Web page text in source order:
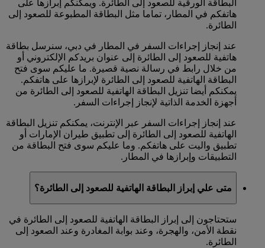
البطاقة الورقية للصعود إلى الطائرة. ويمكنكم إبرازها على
هاتفكم في المطار، تماما مثل البطاقة المطبوعة للصعود إلى
الطائرة.
عند إنجاز إجراءات السفر في المطار في دبي، سنرسل بطاقة
هاتفية للصعود إلى الطائرة إلى عنوان بريدكم الإلكتروني أو
من خلال رابط في رسالة نصية قصيرة. ما عليكم سوى فتح
البطاقة الهاتفية للصعود إلى الطائرة لإبرازها على هاتفكم.
يمكنكم أيضا تنزيل البطاقة الهاتفية للصعود إلى الطائرة من
أجهزة الخدمة الذاتية لإنجاز إجراءات السفر.
عند إنجاز إجراءات السفر عبر الإنترنت، يمكنكم تنزيل البطاقة
الهاتفية للصعود إلى الطائرة إلى تطبيق طيران الإمارات أو
تطبيق واليت على هاتفكم. وما عليكم سوى فتح البطاقة من
التطبيقات وإبرازها في المطار.
متى علي إبراز البطاقة الهاتفية للصعود إلى الطائرة؟
ستحتاجون إلى إبراز البطاقة الهاتفية للصعود إلى الطائرة في
نقطة الأمن، والهجرة، وعند بوابة المغادرة وعند الصعود إلى
الطائرة.